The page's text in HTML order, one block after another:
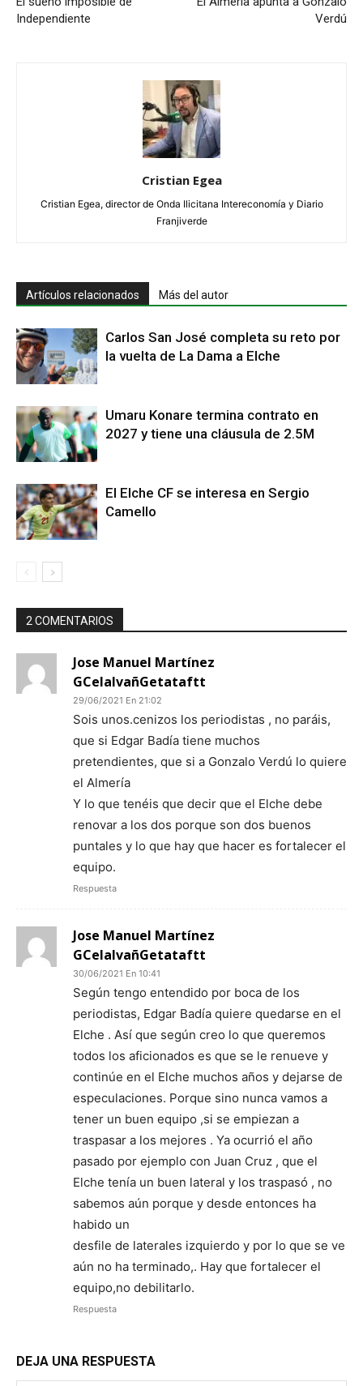
Independiente
Verdú
Cristian Egea
Cristian Egea, director de Onda Ilicitana Intereconomía y Diario
Franjiverde
Artículos relacionados Más del autor
Carlos San José completa su reto por
la vuelta de La Dama a Elche
Umaru Konare termina contrato en
2027 y tiene una cláusula de 2.5M
El Elche CF se interesa en Sergio
Camello
2 COMENTARIOS
Jose Manuel Martínez
GCelalvañGetataftt
29/06/2021 En 21:02
Sois unos.cenizos los periodistas , no paráis,
que si Edgar Badía tiene muchos
pretendientes, que si a Gonzalo Verdú lo quiere
el Almería
Y lo que tenéis que decir que el Elche debe
renovar a los dos porque son dos buenos
puntales y lo que hay que hacer es fortalecer el
equipo.
Respuesta
Jose Manuel Martínez
GCelalvañGetataftt
30/06/2021 En 10:41
Según tengo entendido por boca de los
periodistas, Edgar Badía quiere quedarse en el
Elche . Así que según creo lo que queremos
todos los aficionados es que se le renueve y
continúe en el Elche muchos años y dejarse de
especulaciones. Porque sino nunca vamos a
tener un buen equipo ,si se empiezan a
traspasar a los mejores . Ya ocurrió el año
pasado por ejemplo con Juan Cruz , que el
Elche tenía un buen lateral y los traspasó , no
sabemos aún porque y desde entonces ha
habido un
desfile de laterales izquierdo y por lo que se ve
aún no ha terminado,. Hay que fortalecer el
equipo,no debilitarlo.
Respuesta
DEJA UNA RESPUESTA